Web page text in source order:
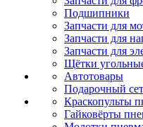
Подшипники
Запчасти для
Запчасти для
Запчасти для
Щётки
Автотовары
Подарочный
Краскопульты
Гайковёрты